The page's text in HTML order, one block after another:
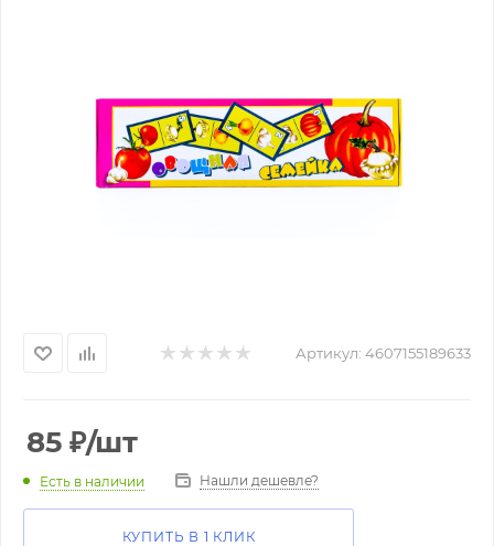
Артикул: 4607155189633
85 ₽/шт
Есть в наличии Нашли дешевле?
КУПИТЬ В 1 КЛИК